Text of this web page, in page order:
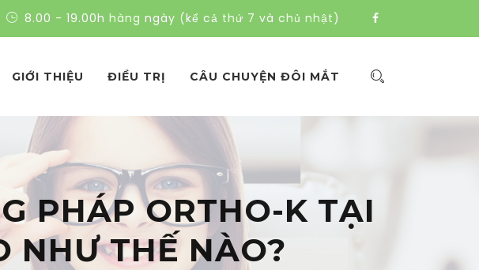
8.00 - 19.00h hàng ngày (kể cả thứ 7 và chủ nhật)
GIỚI THIỆU ĐIỀU TRỊ CÂU CHUYỆN ĐÔI MẮT
PHÁP ORTHO-K TẠI
NHƯ THẾ NÀO?